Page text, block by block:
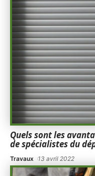
Quels sont les
de spécialistes du
Travaux 13 avril 2022